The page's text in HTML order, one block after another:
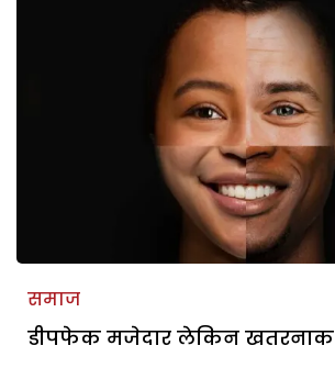
समाज
डीपफेक मजेदार लेकिन खतरनाक